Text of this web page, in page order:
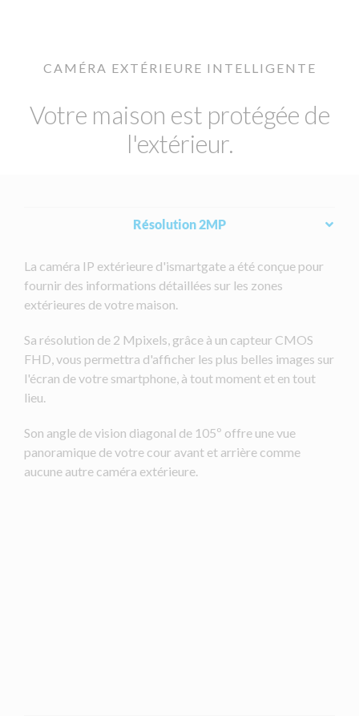
CAMÉRA EXTÉRIEURE INTELLIGENTE
Votre maison est protégée de
l'extérieur.
Résolution 2MP
La caméra IP extérieure d'ismartgate a été conçue pour
fournir des informations détaillées sur les zones
extérieures de votre maison.
Sa résolution de 2 Mpixels, grâce à un capteur CMOS
FHD, vous permettra d'afficher les plus belles images sur
l'écran de votre smartphone, à tout moment et en tout
lieu.
Son angle de vision diagonal de 105º offre une vue
panoramique de votre cour avant et arrière comme
aucune autre caméra extérieure.